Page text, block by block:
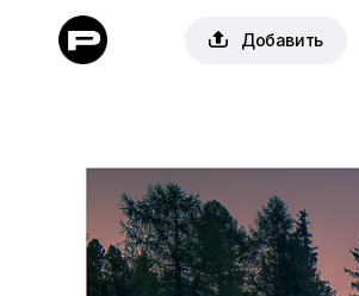
 Добавить